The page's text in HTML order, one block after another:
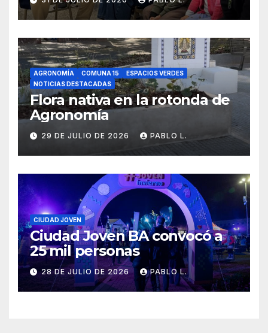
AGRONOMÍA COMUNA 15
ESPACIOS VERDES
NOTICIAS DESTACADAS
Flora nativa en la rotonda de
Agronomía
29 DE JULIO DE 2026 PABLO L.
CIUDAD JOVEN
Ciudad Joven BA convocó a
25 mil personas
28 DE JULIO DE 2026 PABLO L.